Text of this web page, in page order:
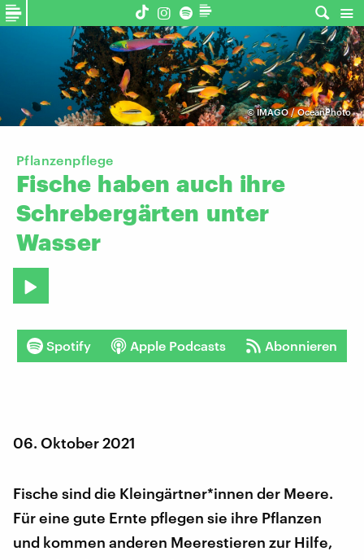
©IMAGO / OceanPhoto
Pflanzenpflege
Fische haben auch ihre
Schrebergärten unter
Wasser
Spotify Apple Podcasts Abonnieren
06. Oktober 2021
Fische sind die Kleingärtner*innen der Meere.
Für eine gute Ernte pflegen sie ihre Pflanzen
und kommen anderen Meerestieren zur Hilfe,